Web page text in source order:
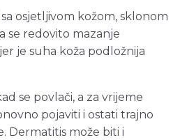
osjetljivom kožom, sklonom
se redovito mazanje
je suha koža podložnija
se povlači, a za vrijeme
pojaviti i ostati trajno
Dermatitis može biti i